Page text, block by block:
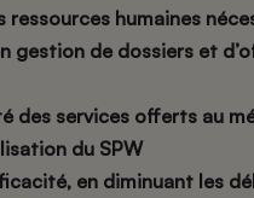
humaines
gestion de dossiers et
services offerts au
du SPW
en diminuant les